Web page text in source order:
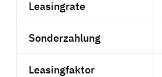
Leasingrate
Sonderzahlung
Leasingfaktor